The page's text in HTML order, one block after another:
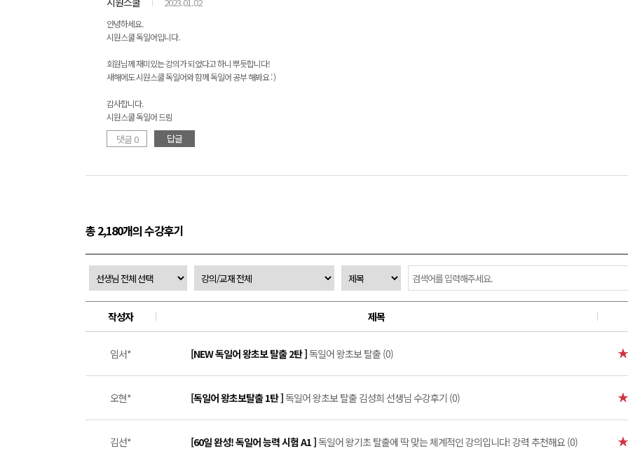
안녕하세요.
시원스쿨 독일어입니다.
회원님께 재미있는 강의가 되었다고 하니 뿌듯합니다!
새해에도 시원스쿨 독일어와 함께 독일어 공부 해봐요 : )
감사합니다.
시원스쿨 독일어 드림
댓글 0 답글
총 2,180개의 수강후기
작성자 제목
임서* [NEW 독일어 왕초보 탈출 2탄 ]독일어 왕초보 탈출 (0)
오현* [독일어 왕초보탈출 1탄 ]독일어 왕초보 탈출 김성희 선생님 수강후기 (0)
김선* [60일 완성! 독일어 능력 시험 A1 ]독일어 왕기초 탈출에 딱 맞는 체계적인 강의입니다! 강력 추천해요 (0)